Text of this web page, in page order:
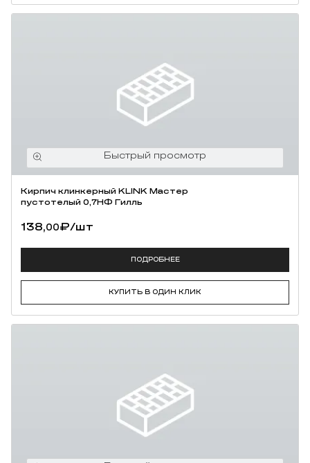
Кирпич клинкерный KLINK Мастер
пустотелый 0,7НФ Гилль
138,00₽/шт
ПОДРОБНЕЕ
КУПИТЬ В ОДИН КЛИК